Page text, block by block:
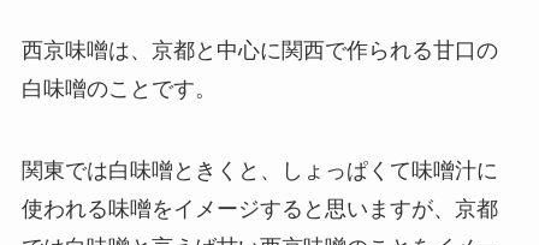
西京味噌は、京都と中心に関西で作られる甘口の
白味噌のことです。
関東では白味噌ときくと、しょっぱくて味噌汁に
使われる味噌をイメージすると思いますが、京都